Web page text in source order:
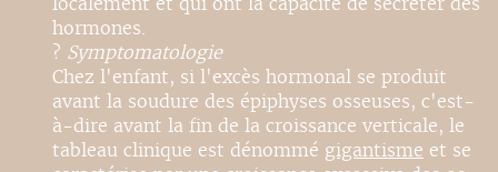
hormones.
? Symptomatologie
Chez l'enfant, si l'excès hormonal se produit
avant la soudure des épiphyses osseuses, c'est-
à-dire avant la fin de la croissance verticale, le
tableau clinique est dénommé gigantisme et se